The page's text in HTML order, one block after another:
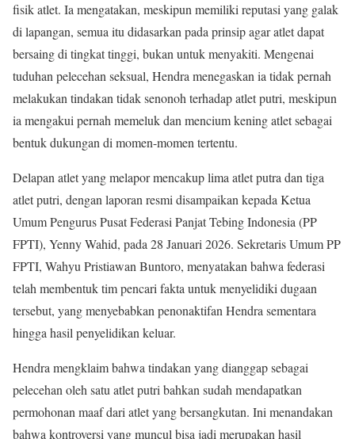
fisik atlet. Ia mengatakan, meskipun memiliki reputasi yang galak
di lapangan, semua itu didasarkan pada prinsip agar atlet dapat
bersaing di tingkat tinggi, bukan untuk menyakiti. Mengenai
tuduhan pelecehan seksual, Hendra menegaskan ia tidak pernah
melakukan tindakan tidak senonoh terhadap atlet putri, meskipun
ia mengakui pernah memeluk dan mencium kening atlet sebagai
bentuk dukungan di momen-momen tertentu.
Delapan atlet yang melapor mencakup lima atlet putra dan tiga
atlet putri, dengan laporan resmi disampaikan kepada Ketua
Umum Pengurus Pusat Federasi Panjat Tebing Indonesia (PP
FPTI), Yenny Wahid, pada 28 Januari 2026. Sekretaris Umum PP
FPTI, Wahyu Pristiawan Buntoro, menyatakan bahwa federasi
telah membentuk tim pencari fakta untuk menyelidiki dugaan
tersebut, yang menyebabkan penonaktifan Hendra sementara
hingga hasil penyelidikan keluar.
Hendra mengklaim bahwa tindakan yang dianggap sebagai
pelecehan oleh satu atlet putri bahkan sudah mendapatkan
permohonan maaf dari atlet yang bersangkutan. Ini menandakan
bahwa kontroversi yang muncul bisa jadi merupakan hasil